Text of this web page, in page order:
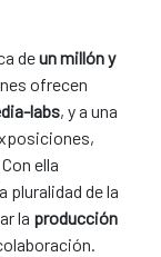
deun millón y
ofrecen
labs, y a una
ella
pluralidad de la
la producción